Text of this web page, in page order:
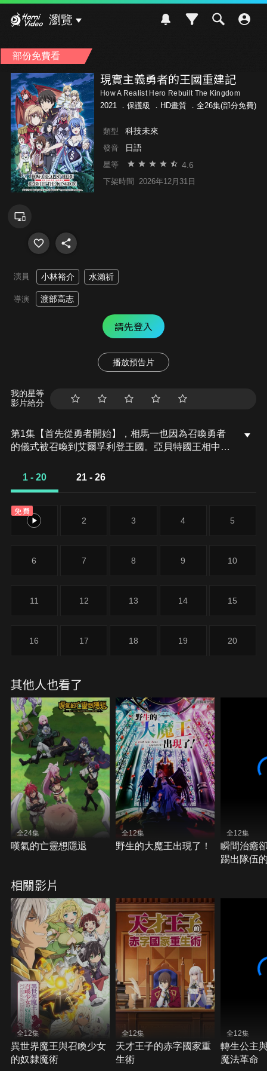
瀏覽
部份免費看
現實主義勇者的王國重建記
How A Realist Hero Rebuilt The Kingdom
2021 ． 保護級 ．HD畫質 ．全26集(部分免費)
類型 科技未來
發音 日語
星等 4.6
下架時間 2026年12月31日
演員 小林裕介 水瀨祈
導演 渡部高志
請先登入
播放預告片
我的星等
影片給分
第1集【首先從勇者開始】，相馬一也因為召喚勇者
的儀式被召喚到艾爾孚利登王國。亞貝特國王相中他
約。運用現代知識面對挑戰，王國重建記就此開幕。
1 - 20 21 - 26
免費
1 2 3 4 5
6 7 8 9 10
11 12 13 14 15
16 17 18 19 20
其他人也看了
全24集
嘆氣的亡靈想隱退
全12集
野生的大魔王出現了！
全12集
瞬間治癒
踢出隊伍
相關影片
全12集
異世界魔王與召喚少女
的奴隸魔術
全12集
天才王子的赤字國家重
生術
全12集
轉生公主
魔法革命